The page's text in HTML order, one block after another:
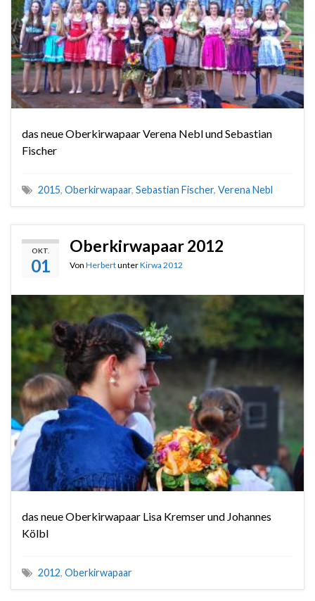
das neue Oberkirwapaar Verena Nebl und Sebastian
Fischer
2015, Oberkirwapaar, Sebastian Fischer, Verena Nebl
OKT.
01
Oberkirwapaar 2012
Von HerbertunterKirwa 2012
das neue Oberkirwapaar Lisa Kremser und Johannes
Kölbl
2012, Oberkirwapaar